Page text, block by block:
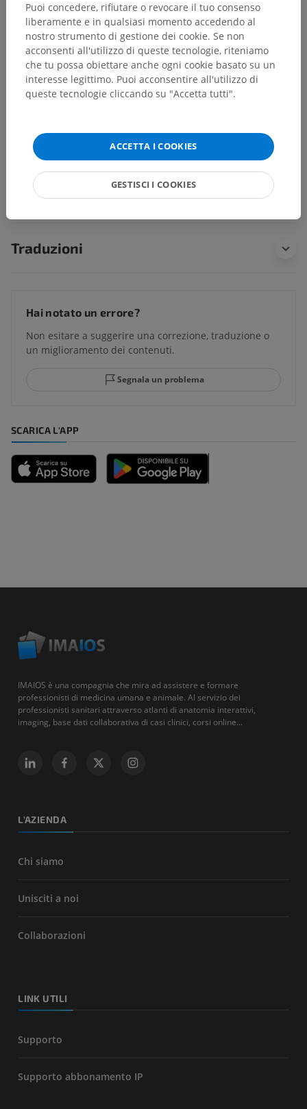
Gerarchia anatomica
Anatomia umana 2
Corpo umano> Apparati muscoloscheletrici
Strutture sottostanti:
Dente premolare
Dente molare
Traduzioni
Hai notato un errore?
Non esitare a suggerire una correzione, traduzione o
un miglioramento dei contenuti.
Segnala un problema
SCARICA L'APP
IMAIOS è una compagnia che mira ad assistere e formare
professionisti di medicina umana e animale. Al servizio dei
professionisti sanitari attraverso atlanti di anatomia interattivi,
imaging, base dati collaborativa di casi clinici, corsi online...
L'AZIENDA
Chi siamo
Unisciti a noi
Collaborazioni
LINK UTILI
Supporto
Supporto abbonamento IP
Puoi concedere, rifiutare o revocare il tuo consenso
liberamente e in qualsiasi momento accedendo al
nostro strumento di gestione dei cookie. Se non
acconsenti all'utilizzo di queste tecnologie, riteniamo
che tu possa obiettare anche ogni cookie basato su un
interesse legittimo. Puoi acconsentire all'utilizzo di
queste tecnologie cliccando su "Accetta tutti".
ACCETTA I COOKIES
GESTISCI I COOKIES